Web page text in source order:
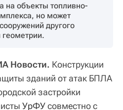
на объекты топливно-
но может
другого
Новости. Конструкции
зданий от атак БПЛА
застройки
УрФУсовместно с